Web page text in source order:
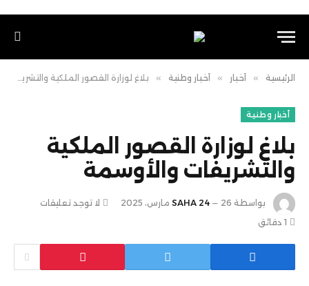
الرئيسية » أخبار » أخبار وطنية » بلاغ لوزارة القصور الملكية والتشريفات والأوسمة
أخبار وطنية
بلاغ لوزارة القصور الملكية
والتشريفات والأوسمة
بواسطة SAHA 24 26 مارس، 2025
لا توجد تعليقات
1 دقائق